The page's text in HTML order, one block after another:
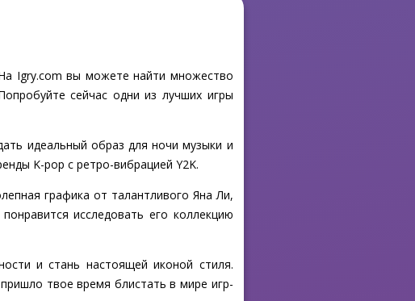
Igry.com вы можете найти множество
сейчас одни из лучших игры
идеальный образ для ночи музыки и
K-pop с ретро-вибрацией Y2K.
графика от талантливого Яна Ли,
исследовать его коллекцию
и стань настоящей иконой стиля.
твое время блистать в мире игр-